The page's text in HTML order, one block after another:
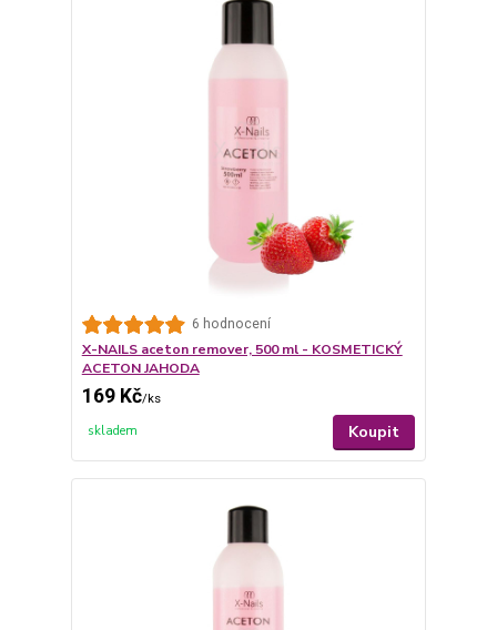
6 hodnocení
X-NAILS aceton remover, 500 ml - KOSMETICKÝ
ACETON JAHODA
169 Kč/ks
skladem Koupit